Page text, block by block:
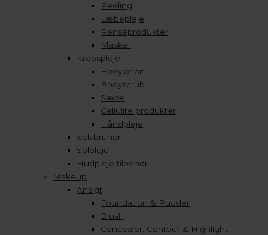
Peeling
Læbepleje
Renseprodukter
Masker
Kropspleje
Bodylotion
Bodyscrub
Sæbe
Cellulite produkter
Håndpleje
Selvbruner
Solpleje
Hudpleje tilbehør
Makeup
Ansigt
Foundation & Pudder
Blush
Concealer, Contour & Highlight